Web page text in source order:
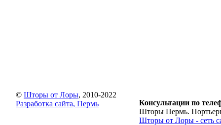
© Шторы от Лоры, 2010-2022
Разработка сайта, Пермь
Консультации по
Шторы Пермь.
Шторы от Лоры - сеть